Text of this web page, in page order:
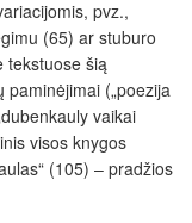
pvz.,
(65) ar stuburo
tekstuose šią
(„poezija
vaikai
visos knygos
(105) – pradžios